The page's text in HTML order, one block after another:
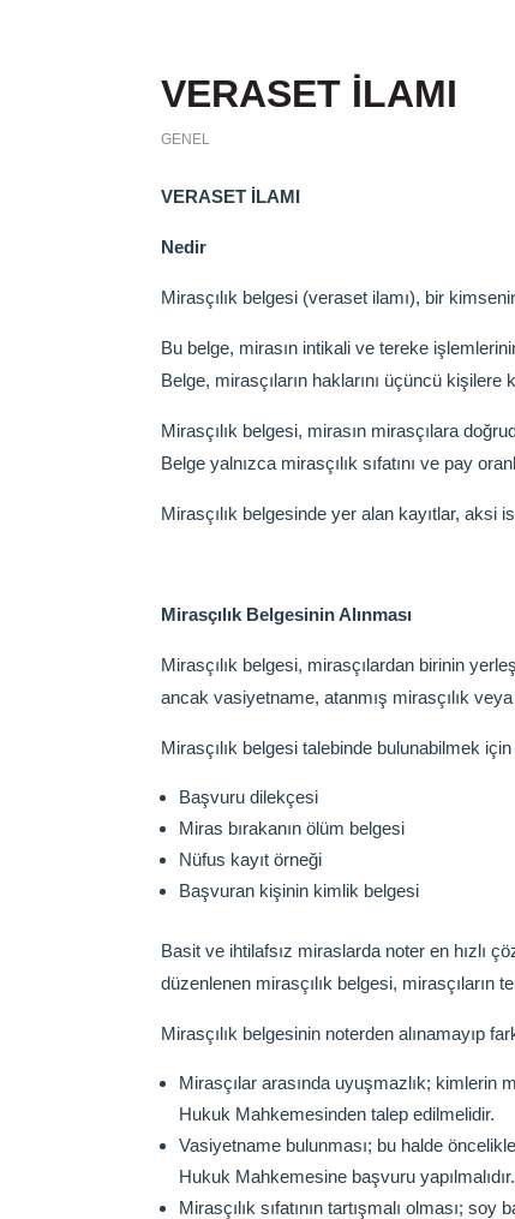
VERASET İLAMI
GENEL
VERASET İLAMI
Nedir
Mirasçılık belgesi (veraset ilamı), bir
Bu belge, mirasın intikali ve tereke
Belge, mirasçıların haklarını üçüncü kişilere
Mirasçılık belgesi, mirasın mirasçılara
Belge yalnızca mirasçılık sıfatını ve pay
Mirasçılık belgesinde yer alan kayıtlar,
Mirasçılık Belgesinin Alınması
Mirasçılık belgesi, mirasçılardan birinin
ancak vasiyetname, atanmış mirasçılık
Mirasçılık belgesi talebinde bulunabilmek
Başvuru dilekçesi
Miras bırakanın ölüm belgesi
Nüfus kayıt örneği
Başvuran kişinin kimlik belgesi
Basit ve ihtilafsız miraslarda noter en hızlı
düzenlenen mirasçılık belgesi, mirasçıların
Mirasçılık belgesinin noterden alınamayıp
Mirasçılar arasında uyuşmazlık; kimlerin
Hukuk Mahkemesinden talep edilmelidir.
Vasiyetname bulunması; bu halde
Hukuk Mahkemesine başvuru yapılmalıdır.
Mirasçılık sıfatının tartışmalı olması;